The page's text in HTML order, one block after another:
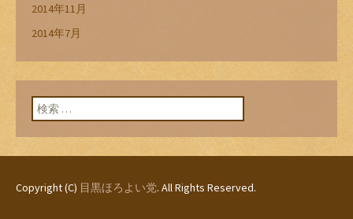
2014年11月
2014年7月
検索:
Copyright (C) 目黒ほろよい党. All Rights Reserved.